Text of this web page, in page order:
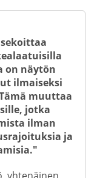
on näytön
ilmaiseksi
muuttaa
jotka
ilman
ja